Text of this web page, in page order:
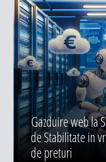
Gazduire web la
de Stabilitate in
de preturi